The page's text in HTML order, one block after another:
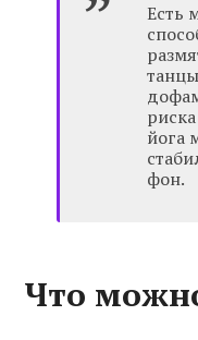
Есть
йога
фон.
Что